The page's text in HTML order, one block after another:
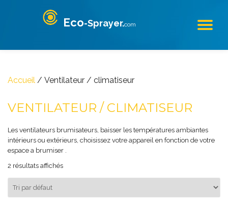
Eco-Sprayer.com
LA
Accueil / Ventilateur / climatiseur
VENTILATEUR / CLIMATISEUR
Les ventilateurs brumisateurs, baisser les températures ambiantes
intérieurs ou extérieurs, choisissez votre appareil en fonction de votre
espace a brumiser .
2 résultats affichés